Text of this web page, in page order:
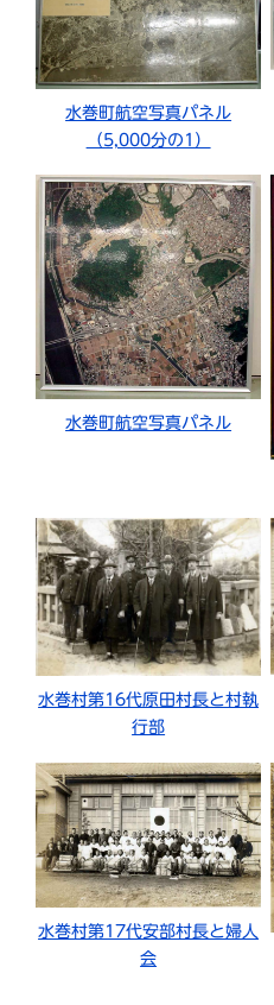
水巻町航空写真パネル
（5,000分の1）
水巻町航空写真パネル
水巻村第16代原田村長と村執
行部
水巻村第17代安部村長と婦人
会